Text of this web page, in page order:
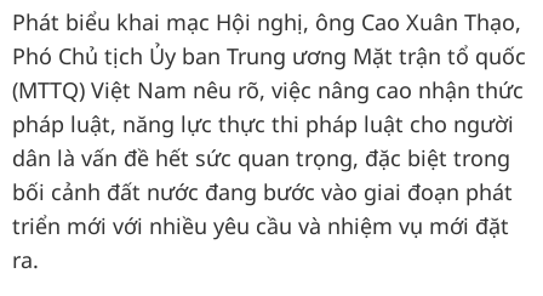
Phát biểu khai mạc Hội nghị, ông Cao Xuân Thạo,
Phó Chủ tịch Ủy ban Trung ương Mặt trận tổ quốc
(MTTQ) Việt Nam nêu rõ, việc nâng cao nhận thức
pháp luật, năng lực thực thi pháp luật cho người
dân là vấn đề hết sức quan trọng, đặc biệt trong
bối cảnh đất nước đang bước vào giai đoạn phát
triển mới với nhiều yêu cầu và nhiệm vụ mới đặt
ra.